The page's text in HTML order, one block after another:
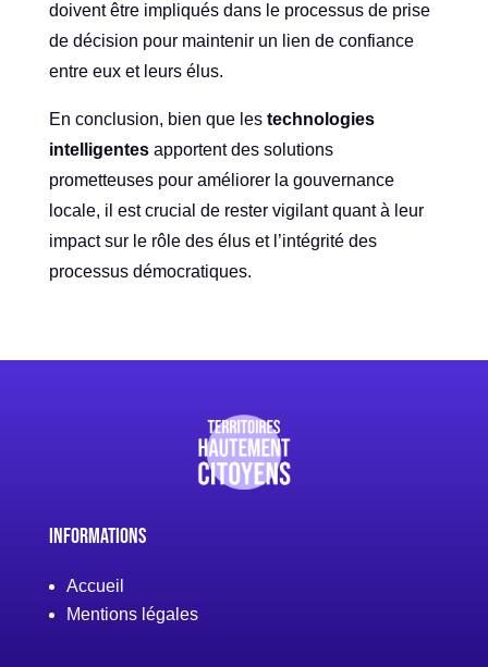
doivent être impliqués dans le processus de prise
de décision pour maintenir un lien de confiance
entre eux et leurs élus.
En conclusion, bien que les technologies
intelligentesapportent des solutions
prometteuses pour améliorer la gouvernance
locale, il est crucial de rester vigilant quant à leur
impact sur le rôle des élus et l’intégrité des
processus démocratiques.
Informations
Accueil
Mentions légales